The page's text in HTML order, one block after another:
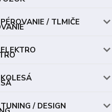
PÉROVANIE / TLMIČE
ELEKTRO
KOLESÁ
TUNING / DESIGN